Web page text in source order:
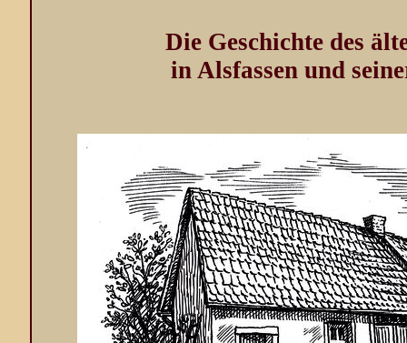
Die Geschichte des
in Alsfassen und